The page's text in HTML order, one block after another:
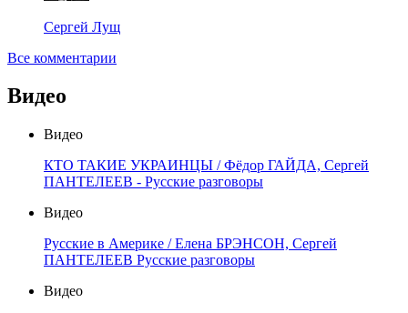
Сергей Лущ
Все комментарии
Видео
Видео
КТО ТАКИЕ УКРАИНЦЫ / Фёдор ГАЙДА, Сергей
ПАНТЕЛЕЕВ - Русские разговоры
Видео
Русские в Америке / Елена БРЭНСОН, Сергей
ПАНТЕЛЕЕВ Русские разговоры
Видео